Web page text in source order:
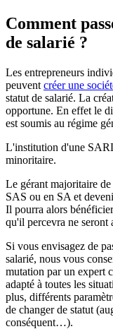
Comment
de salarié ?
Les entrepreneurs
peuvent créer une
statut de salarié. La
opportune. En effet le
est soumis au régime
L'institution d'une
minoritaire.
Le gérant majoritaire
SAS ou en SA et
Il pourra alors
qu'il percevra ne seront
Si vous envisagez de
salarié, nous vous
mutation par un expert
adapté à toutes les
plus, différents
de changer de statut
conséquent…).